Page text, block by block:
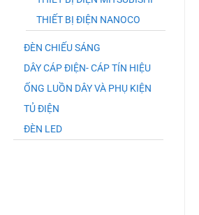
THIẾT BỊ ĐIỆN NANOCO
ĐÈN CHIẾU SÁNG
DÂY CÁP ĐIỆN- CÁP TÍN HIỆU
ỐNG LUỒN DÂY VÀ PHỤ KIỆN
TỦ ĐIỆN
ĐÈN LED